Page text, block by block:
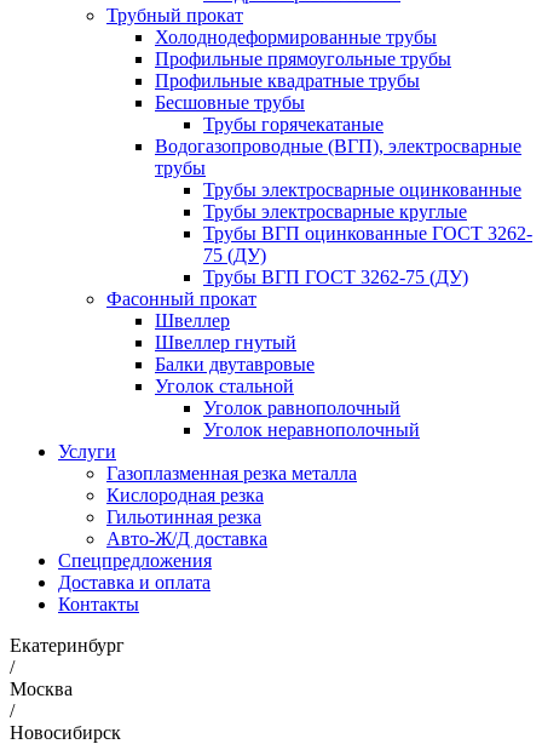
Трубный прокат
Холоднодеформированные трубы
Профильные прямоугольные трубы
Профильные квадратные трубы
Бесшовные трубы
Трубы горячекатаные
Водогазопроводные (ВГП), электросварные
трубы
Трубы электросварные оцинкованные
Трубы электросварные круглые
Трубы ВГП оцинкованные ГОСТ 3262-
75 (ДУ)
Трубы ВГП ГОСТ 3262-75 (ДУ)
Фасонный прокат
Швеллер
Швеллер гнутый
Балки двутавровые
Уголок стальной
Уголок равнополочный
Уголок неравнополочный
Услуги
Газоплазменная резка металла
Кислородная резка
Гильотинная резка
Авто-Ж/Д доставка
Спецпредложения
Доставка и оплата
Контакты
Екатеринбург
/
Москва
/
Новосибирск